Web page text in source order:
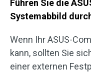
Führen Sie die
Systemabbild
Wenn Ihr ASUS-
kann, sollten Sie
einer externen